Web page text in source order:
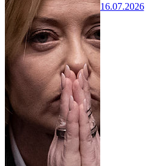
16.07.2026